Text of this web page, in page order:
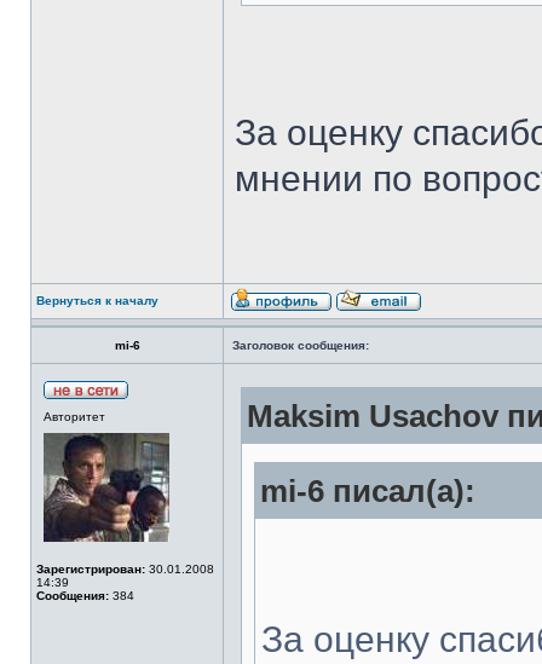
За оценку
мнении по
Вернуться к началу
mi-6 Заголовок сообщения:
Авторитет
Зарегистрирован: 30.01.2008
14:39
Сообщения: 384
Maksim Usachov
mi-6 писал(а):
За оценку